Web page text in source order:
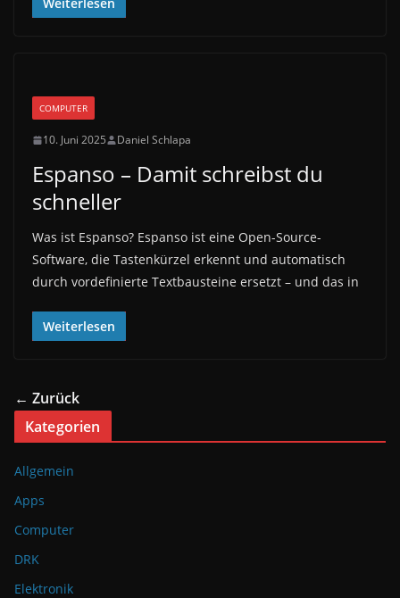
COMPUTER
10. Juni 2025 Daniel Schlapa
Espanso – Damit schreibst du
schneller
Was ist Espanso? Espanso ist eine Open-Source-
Software, die Tastenkürzel erkennt und automatisch
durch vordefinierte Textbausteine ersetzt – und das in
Weiterlesen
← Zurück
Kategorien
Allgemein
Apps
Computer
DRK
Elektronik